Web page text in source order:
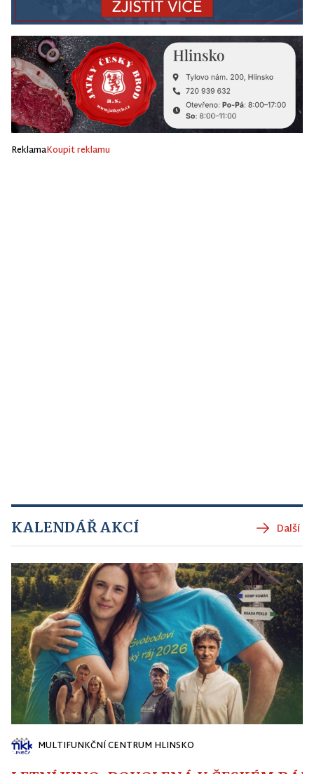
ReklamaKoupit reklamu
KALENDÁŘ AKCÍ Další
MULTIFUNKČNÍ CENTRUM HLINSKO